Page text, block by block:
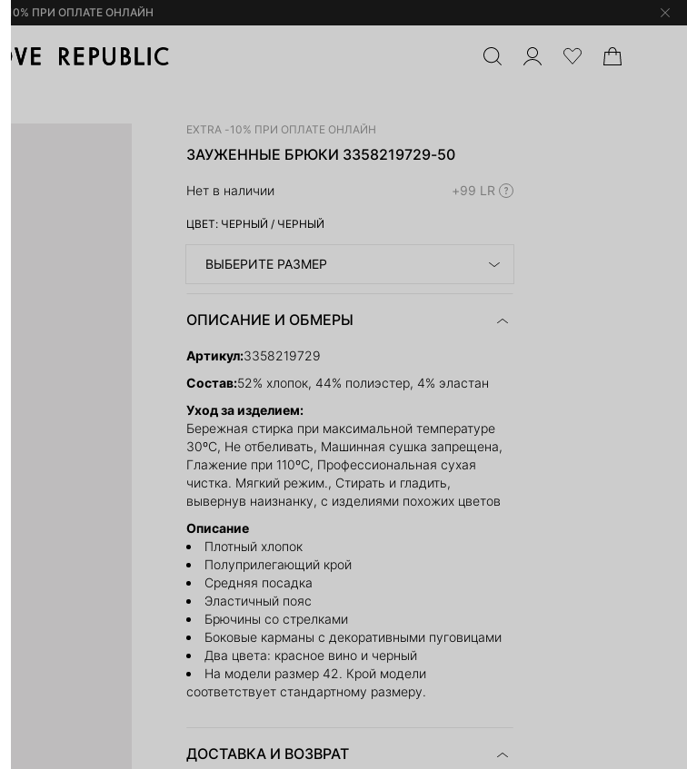
– 10% ПРИ ОПЛАТЕ ОНЛАЙН
EXTRA -10% ПРИ ОПЛАТЕ ОНЛАЙН
ЗАУЖЕННЫЕ БРЮКИ 3358219729-50
Нет в наличии +99 LR
ЦВЕТ: ЧЕРНЫЙ / ЧЕРНЫЙ
ВЫБЕРИТЕ РАЗМЕР
ОПИСАНИЕ И ОБМЕРЫ
Артикул:3358219729
Состав:52% хлопок, 44% полиэстер, 4% эластан
Уход за изделием:
Бережная стирка при максимальной температуре
30ºС, Не отбеливать, Машинная сушка запрещена,
Глажение при 110ºС, Профессиональная сухая
чистка. Мягкий режим., Стирать и гладить,
вывернув наизнанку, с изделиями похожих цветов
Описание
Плотный хлопок
Полуприлегающий крой
Средняя посадка
Эластичный пояс
Брючины со стрелками
Боковые карманы с декоративными пуговицами
Два цвета: красное вино и черный
На модели размер 42. Крой модели
соответствует стандартному размеру.
ДОСТАВКА И ВОЗВРАТ